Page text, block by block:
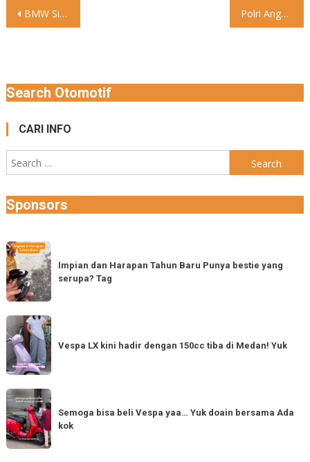
Post
BMW Siap Sematkan Teknologi Otonom Level 3 Teknologi untuk kendaraan Polri Anggarkan Rp 19,8 M untuk Pengadaan Moge Tes SIM
Search Otomotif
CARI INFO
Search
for:
Sponsors
Impian
dan
Harapan
Tahun
Baru
Punya
bestie
yang
Tag
Impian dan Harapan Tahun Baru Punya bestie yang
serupa? Tag
Vespa
LX
kini
hadir
dengan
150cc
tiba
di
Vespa LX kini hadir dengan 150cc tiba di Medan! Yuk
Semoga
bisa
beli
Vespa
Semoga bisa beli Vespa yaa… Yuk doain bersama Ada
kok